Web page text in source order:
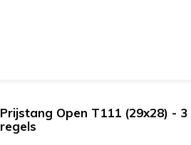
Prijstang Open T111 (29x28) - 3
regels